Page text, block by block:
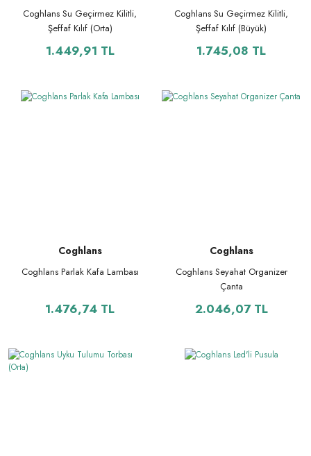
Coghlans Su Geçirmez Kilitli,
Şeffaf Kılıf (Orta)
1.449,91 TL
Coghlans Su Geçirmez Kilitli,
Şeffaf Kılıf (Büyük)
1.745,08 TL
Coghlans
Coghlans Parlak Kafa Lambası
1.476,74 TL
Coghlans
Coghlans Seyahat Organizer
Çanta
2.046,07 TL